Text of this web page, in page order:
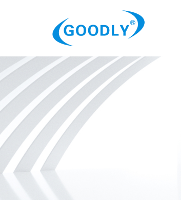
ОТРАСЛИ
Категория
Новости
Контакты